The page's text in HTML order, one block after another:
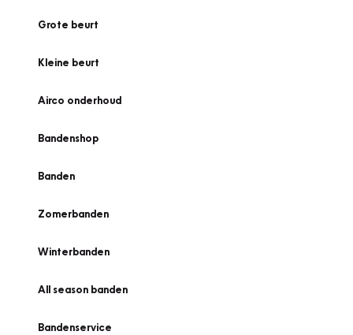
Grote beurt
Kleine beurt
Airco onderhoud
Bandenshop
Banden
Zomerbanden
Winterbanden
All season banden
Bandenservice